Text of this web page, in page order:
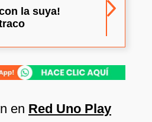
la suya!
en Red Uno Play